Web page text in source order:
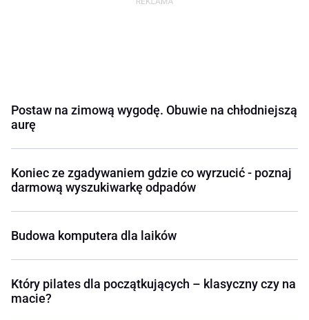
Postaw na zimową wygodę. Obuwie na chłodniejszą
aurę
Koniec ze zgadywaniem gdzie co wyrzucić - poznaj
darmową wyszukiwarkę odpadów
Budowa komputera dla laików
Który pilates dla początkujących – klasyczny czy na
macie?